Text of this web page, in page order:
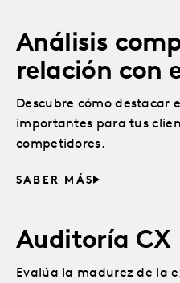
Análisis
relación con
Descubre cómo destacar
importantes para tus
competidores.
SABER MÁS
Auditoría CX
Evalúa la madurez de la